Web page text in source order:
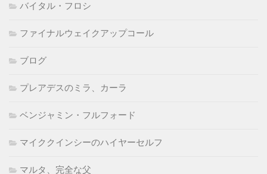
バイタル・フロシ
ファイナルウェイクアップコール
ブログ
プレアデスのミラ、カーラ
ベンジャミン・フルフォード
マイククインシーのハイヤーセルフ
マルタ、完全な父